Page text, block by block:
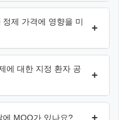
제 가격에 영향을 미
+
에 대한 지정 환자 공
+
MOQ가 있나요? +